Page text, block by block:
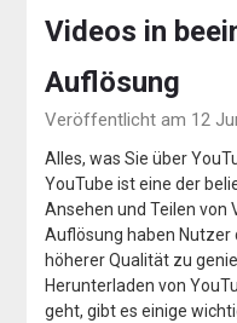
Videos in
Auflösung
Veröffentlicht am 12
Alles, was Sie über
YouTube ist eine der
Ansehen und Teilen von
Auflösung haben Nutzer
höherer Qualität zu
Herunterladen von
geht, gibt es einige